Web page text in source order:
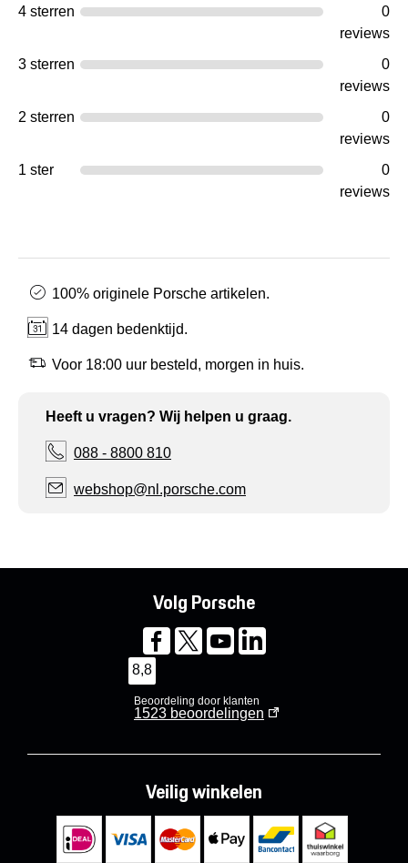
4 sterren
0
reviews
3 sterren
0
reviews
2 sterren
0
reviews
1 ster
0
reviews
100% originele Porsche artikelen.
14 dagen bedenktijd.
Voor 18:00 uur besteld, morgen in huis.
Heeft u vragen? Wij helpen u graag.
088 - 8800 810
webshop@nl.porsche.com
Volg Porsche
8,8
Beoordeling door klanten
1523 beoordelingen
Veilig winkelen